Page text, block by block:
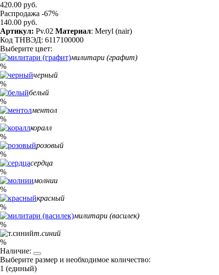
420.00 руб.
Распродажа -67%
140.00 руб.
Артикул: Pv.02 Материал: Meryl (nair)
Код ТНВЭД: 6117100000
Выберите цвет:
милитари (графит)
%
черный
%
белый
%
ментол
%
коралл
%
розовый
%
сердца
%
молнии
%
красный
%
милитари (василек)
%
т.синий
%
Наличие:
Выберите размер и необходимое количество:
1 (единый)